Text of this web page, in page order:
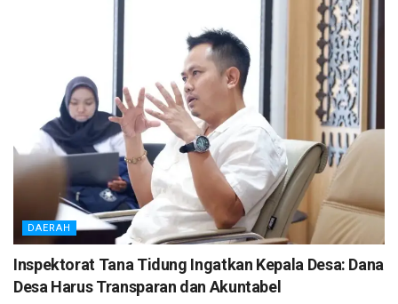
DAERAH
Inspektorat Tana Tidung Ingatkan Kepala Desa: Dana
Desa Harus Transparan dan Akuntabel